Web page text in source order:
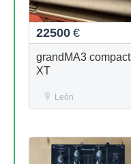
22500 €
grandMA3 compact
XT
León